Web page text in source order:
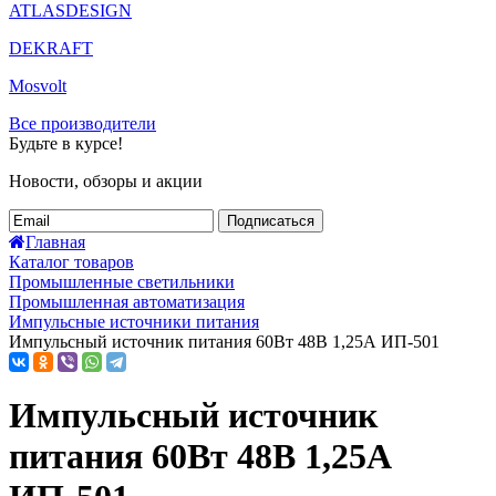
ATLASDESIGN
DEKRAFT
Mosvolt
Все производители
Будьте в курсе!
Новости, обзоры и акции
Подписаться
Главная
Каталог товаров
Промышленные светильники
Промышленная автоматизация
Импульсные источники питания
Импульсный источник питания 60Вт 48В 1,25А ИП-501
Импульсный источник
питания 60Вт 48В 1,25А